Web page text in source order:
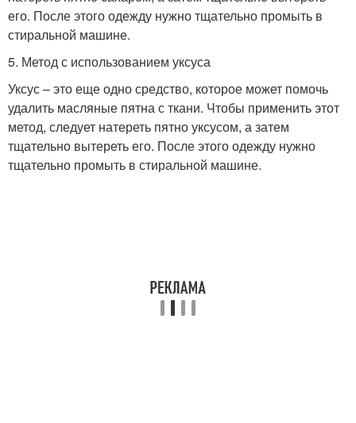
его. После этого одежду нужно тщательно промыть в
стиральной машине.
5. Метод с использованием уксуса
Уксус – это еще одно средство, которое может помочь
удалить масляные пятна с ткани. Чтобы применить этот
метод, следует натереть пятно уксусом, а затем
тщательно вытереть его. После этого одежду нужно
тщательно промыть в стиральной машине.